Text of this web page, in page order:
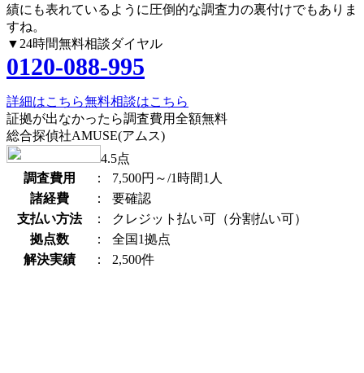
績にも表れているように圧倒的な調査力の裏付けでもありま
すね。
▼24時間無料相談ダイヤル
0120-088-995
詳細はこちら無料相談はこちら
証拠が出なかったら調査費用全額無料
総合探偵社AMUSE(アムス)
4.5点
調査費用
：
7,500円～/1時間1人
諸経費
：
要確認
支払い方法
：
クレジット払い可（分割払い可）
拠点数
：
全国1拠点
解決実績
： 2,500件